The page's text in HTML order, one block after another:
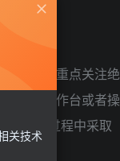
场就要重点关注绝
坪、工作台或者操
、运输过程中采取
关技术